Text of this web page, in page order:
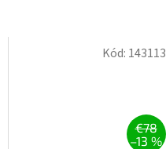
€78
–13 %
Kód: 143113